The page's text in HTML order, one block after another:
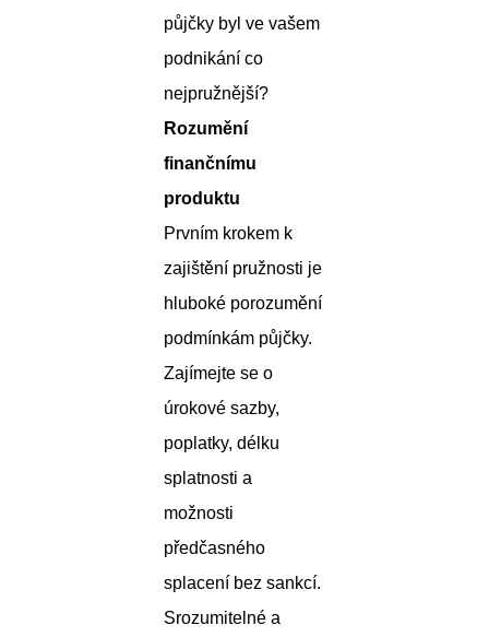
půjčky byl ve vašem
podnikání co
nejpružnější?
Rozumění
finančnímu
produktu
Prvním krokem k
zajištění pružnosti je
hluboké porozumění
podmínkám půjčky.
Zajímejte se o
úrokové sazby,
poplatky, délku
splatnosti a
možnosti
předčasného
splacení bez sankcí.
Srozumitelné a